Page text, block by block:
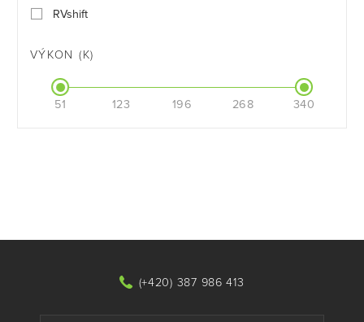
RVshift
VÝKON (K)
51 123 196 268 340
(+420) 387 986 413